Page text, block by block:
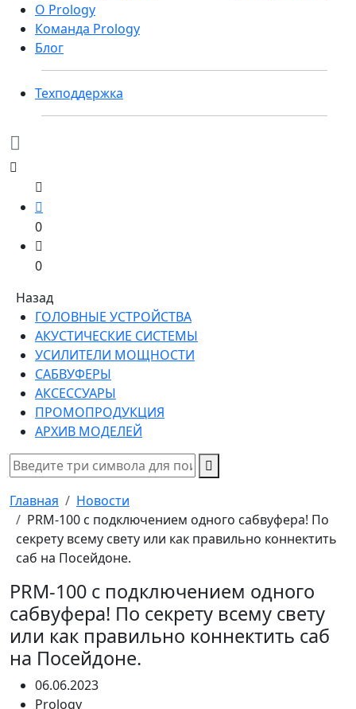
О Prology
Команда Prology
Блог
Техподдержка
0
0
Назад
ГОЛОВНЫЕ УСТРОЙСТВА
АКУСТИЧЕСКИЕ СИСТЕМЫ
УСИЛИТЕЛИ МОЩНОСТИ
САБВУФЕРЫ
АКСЕССУАРЫ
ПРОМОПРОДУКЦИЯ
АРХИВ МОДЕЛЕЙ
Главная
Новости
PRM-100 с подключением одного сабвуфера! По
секрету всему свету или как правильно коннектить
саб на Посейдоне.
PRM-100 с подключением одного
сабвуфера! По секрету всему свету
или как правильно коннектить саб
на Посейдоне.
06.06.2023
Prology